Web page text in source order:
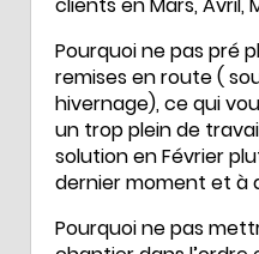
Pourquoi ne pas pré
remises en route (
hivernage), ce qui
un trop plein de
solution en Février
dernier moment et à
Pourquoi ne pas